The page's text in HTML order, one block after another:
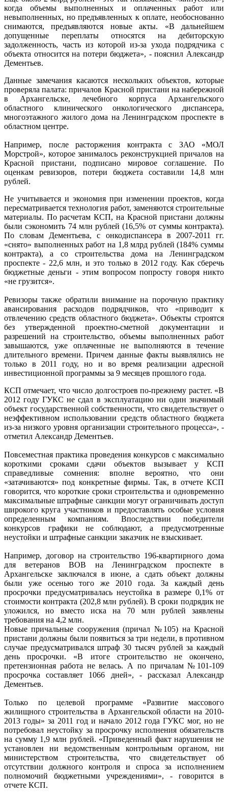
когда объемы выполненных и оплаченных работ или
невыполненных, но предъявленных к оплате, необоснованно
снимаются, предъявляются новые акты. «В дальнейшем
допущенные переплаты относятся на дебиторскую
задолженность, часть из которой из-за ухода подрядчика с
объекта относится на потери бюджета», - пояснил Александр
Дементьев.
Данные замечания касаются нескольких объектов, которые
проверяла палата: причалов Красной пристани на набережной
в Архангельске, лечебного корпуса Архангельского
областного клинического онкологического диспансера,
многоэтажного жилого дома на Ленинградском проспекте в
областном центре.
Например, после расторжения контракта с ЗАО «МОЛ
Морстрой», которое занималось реконструкцией причалов на
Красной пристани, подписано мировое соглашение. По
оценкам ревизоров, потери бюджета составили 14,8 млн
рублей.
Не учитывается и экономия при изменении проектов, когда
пересматривается технология работ, заменяются строительные
материалы. По расчетам КСП, на Красной пристани должны
были сэкономить 74 млн рублей (16,5% от суммы контракта).
По словам Дементьева, с онкодиспансера в 2007-2011 гг.
«снято» выполненных работ на 1,8 млрд рублей (184% суммы
контракта), а со строительства дома на Ленинградском
проспекте - 22,6 млн, и это только в 2012 году. Как сберечь
бюджетные деньги - этим вопросом попросту говоря никто
«не грузится».
Ревизоры также обратили внимание на порочную практику
авансирования расходов подрядчиков, что «приводит к
отвлечению средств областного бюджета». Объекты строятся
без утвержденной проектно-сметной документации и
разрешений на строительство, объемы выполненных работ
завышаются, уже оплаченные не выполняются в течение
длительного времени. Причем данные факты выявлялись не
только в 2011 году, но и во время реализации адресной
инвестиционной программы за 9 месяцев прошлого года.
КСП отмечает, что число долгостроев по-прежнему растет. «В
2012 году ГУКС не сдал в эксплуатацию ни один значимый
объект государственной собственности, что свидетельствует о
неэффективном использовании средств областного бюджета
из-за низкого уровня организации строительного процесса», -
отметил Александр Дементьев.
Повсеместная практика проведения конкурсов с максимально
короткими сроками сдачи объектов вызывает у КСП
справедливые сомнения: вполне вероятно, что они
«затачиваются» под конкретные фирмы. Так, в отчете КСП
говорится, что короткие сроки строительства и одновременно
максимальные штрафные санкции могут ограничивать доступ
широкого круга участников и предоставлять особые условия
определенным компаниям. Впоследствии победители
конкурсов графики не соблюдают, а предусмотренные
неустойки и штрафные санкции заказчик не взыскивает.
Например, договор на строительство 196-квартирного дома
для ветеранов ВОВ на Ленинградском проспекте в
Архангельске заключался в июне, а сдать объект должны
были уже осенью того же 2010 года. За каждый день
просрочки предусматривалась неустойка в размере 0,1% от
стоимости контракта (202,8 млн рублей). В сроки подрядик не
уложился, но вместо иска на 70 млн рублей заявлены
требования на 4,2 млн.
Новые причальные сооружения (причал №105) на Красной
пристани должны были появиться за три недели, в противном
случае предусматривался штраф 30 тысяч рублей за каждый
день просрочки. «В итоге строительство не окончено,
претензионная работа не велась. А по причалам №101-109
просрочка составляет 1066 дней», - рассказал Александр
Дементьев.
Только по целевой программе «Развитие массового
жилищного строительства в Архангельской области на 2010-
2013 годы» за 2011 год и начало 2012 года ГУКС мог, но не
потребовал неустойку за просрочку исполнения обязательств
на сумму 1,9 млн рублей. «Приведенный факт нарушения не
установлен ни ведомственным контрольным органом, ни
министерством строительства, что свидетельствует об
отсутствии должного контроля и спроса за исполнением
полномочий бюджетными учреждениями», - говорится в
отчете КСП.